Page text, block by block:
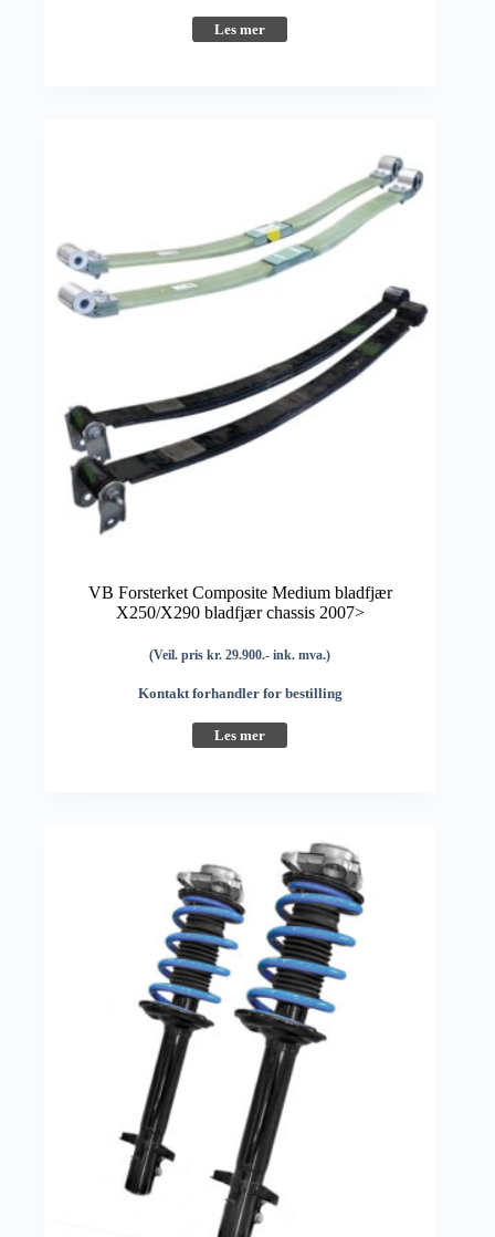
Les mer
VB Forsterket Composite Medium bladfjær
X250/X290 bladfjær chassis 2007>
(Veil. pris kr. 29.900.- ink. mva.)
Kontakt forhandler for bestilling
Les mer